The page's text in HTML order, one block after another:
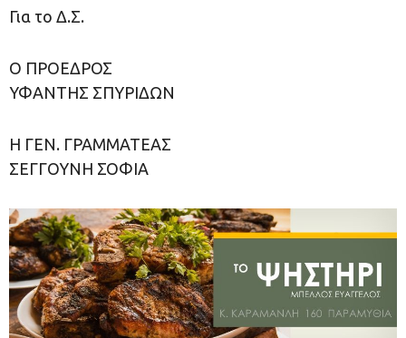
Για το Δ.Σ.
Ο ΠΡΟΕΔΡΟΣ
ΥΦΑΝΤΗΣ ΣΠΥΡΙΔΩΝ
Η ΓΕΝ. ΓΡΑΜΜΑΤΕΑΣ
ΣΕΓΓΟΥΝΗ ΣΟΦΙΑ